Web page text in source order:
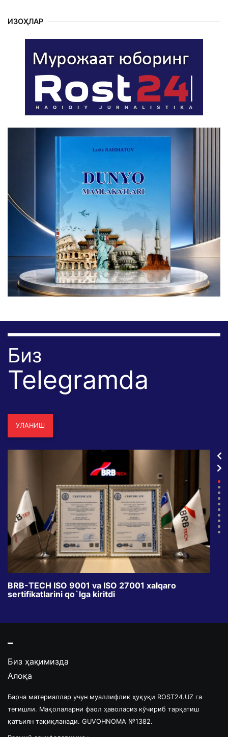
ИЗОҲЛАР
Биз
Telegramda
УЛАНИШ
BRB-TECH ISO 9001 va ISO 27001 xalqaro
sertifikatlarini qo`lga kiritdi
Биз ҳақимизда
Алоқа
Барча материаллар учун муаллифлик ҳуқуқи ROST24.UZ га
тегишли. Мақолаларни фаол ҳаволасиз кўчириб тарқатиш
қатъиян тақиқланади. GUVOHNOMA №1382.